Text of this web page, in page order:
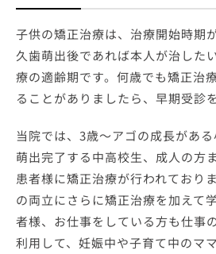
子供の矯正治療は、治療開始時期
久歯萌出後であれば本人が治した
療の適齢期です。何歳でも矯正治
ることがありましたら、早期受診
当院では、3歳～アゴの成長があ
萌出完了する中高校生、成人の方
患者様に矯正治療が行われており
の両立にさらに矯正治療を加えて
者様、お仕事をしている方も仕事
利用して、妊娠中や子育て中のマ